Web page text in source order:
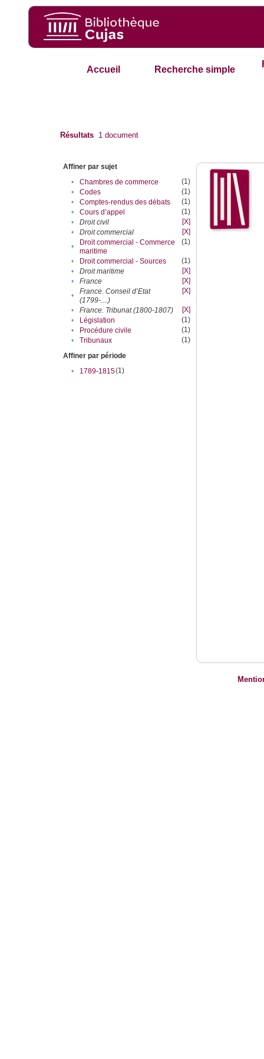
Accueil Recherche simple
Résultats 1 document
Affiner par sujet
•
Chambres de commerce
(1)
•
Codes
(1)
•
Comptes-rendus des débats
(1)
•
Cours d’appel
(1)
•
Droit civil
[X]
•
Droit commercial
[X]
•
Droit commercial - Commerce
maritime
(1)
• Droit commercial - Sources
(1)
•
Droit maritime
[X]
•
France
[X]
•
France. Conseil d’Etat
(1799-....)
[X]
• France. Tribunat (1800-1807)
[X]
•
Législation
(1)
•
Procédure civile
(1)
•
Tribunaux
(1)
Affiner par période
•
1789-1815(1)